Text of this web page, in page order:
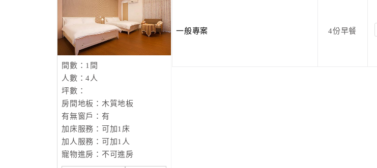
間數：1間
人數：4人
坪數：
房間地板：木質地板
有無窗戶：有
加床服務：可加1床
加人服務：可加1人
寵物進房：不可進房
一般專案 4份早餐